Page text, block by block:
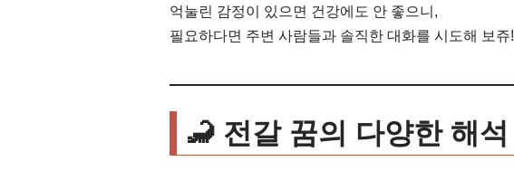
억눌린 감정이 있으면 건강에도 안 좋으니,
필요하다면 주변 사람들과 솔직한 대화를 시도해 보쥬!
🦂 전갈 꿈의 다양한 해석